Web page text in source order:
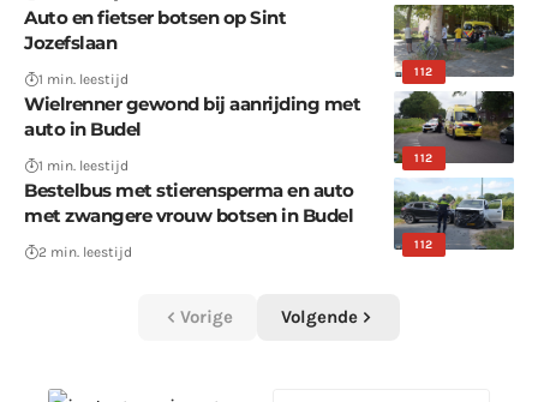
112
Auto en fietser botsen op Sint
Jozefslaan
1 min. leestijd
112
Wielrenner gewond bij aanrijding met
auto in Budel
1 min. leestijd
112
Bestelbus met stierensperma en auto
met zwangere vrouw botsen in Budel
2 min. leestijd
Vorige Volgende